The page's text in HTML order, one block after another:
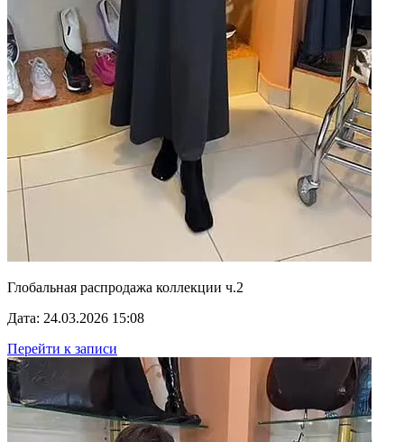
Глобальная распродажа коллекции ч.2
Дата: 24.03.2026 15:08
Перейти к записи